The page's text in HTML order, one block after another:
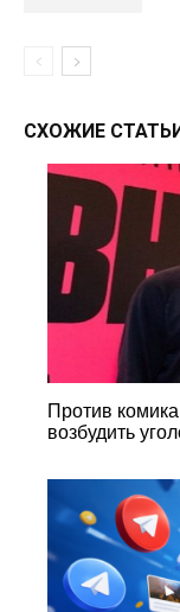
СХОЖИЕ
Против
возбудить